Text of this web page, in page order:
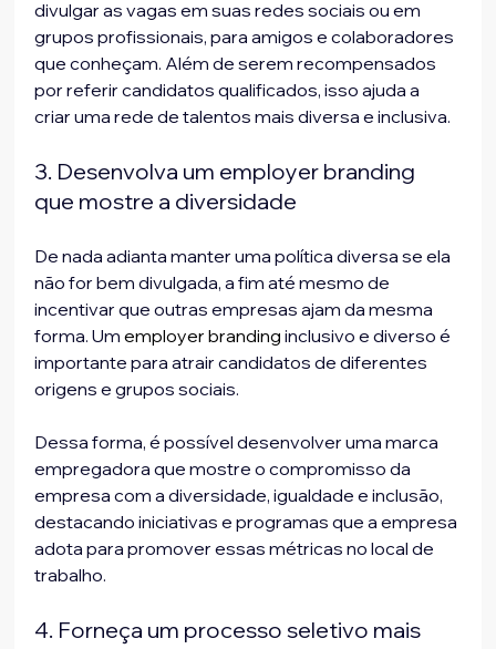
divulgar as vagas em suas redes sociais ou em
grupos profissionais, para amigos e colaboradores
que conheçam. Além de serem recompensados
por referir candidatos qualificados, isso ajuda a
criar uma rede de talentos mais diversa e inclusiva.
3. Desenvolva um employer branding
que mostre a diversidade
De nada adianta manter uma política diversa se ela
não for bem divulgada, a fim até mesmo de
incentivar que outras empresas ajam da mesma
forma. Um employer branding inclusivo e diverso é
importante para atrair candidatos de diferentes
origens e grupos sociais.
Dessa forma, é possível desenvolver uma marca
empregadora que mostre o compromisso da
empresa com a diversidade, igualdade e inclusão,
destacando iniciativas e programas que a empresa
adota para promover essas métricas no local de
trabalho.
4. Forneça um processo seletivo mais